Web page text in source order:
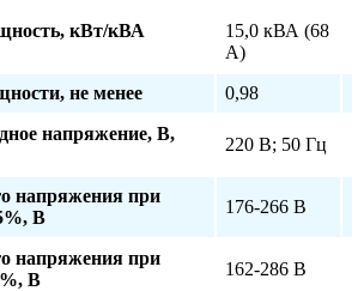
кВт/кВА
15,0 кВА (68
А)
не менее
0,98
напряжение, В,
220 В; 50 Гц
напряжения при
В
176-266 В
напряжения при
В
162-286 В